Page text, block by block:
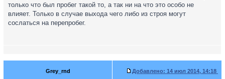
только что был пробег такой то, а так ни на что это особо не
влияет. Только в случае выхода чего либо из строя могут
сослаться на перепробег.
Grey_rnd Добавлено: 14 июл 2014, 14:18